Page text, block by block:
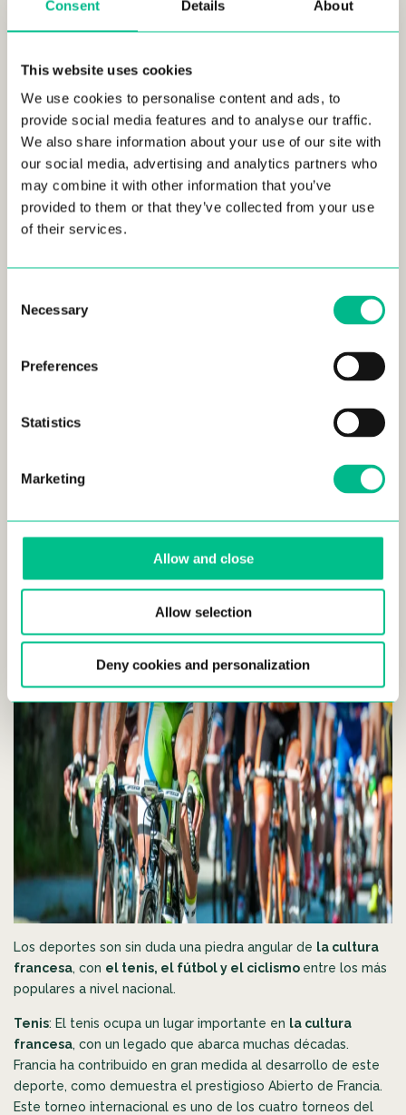
Consent Details About
This website uses cookies
We use cookies to personalise content and ads, to
provide social media features and to analyse our traffic.
We also share information about your use of our site with
our social media, advertising and analytics partners who
may combine it with other information that you’ve
provided to them or that they’ve collected from your use
of their services.
Selection
Necessary
Preferences
Statistics
Marketing
Allow and close
Allow selection
Deny cookies and personalization
aguas cristalinas e incluso patrullas de socorristas,
lo que convierte a Annecy en un destino de visita
relax.
Carmague
La Camarga,situada en el sur de Francia, posee
un paisaje impresionante y característico. Está
situada entre el mar Mediterráneo y el delta del río
marismas saladas, cañaverales y la presencia de
alberga cientos de especies de aves, entre ellas el
Deportes y estilo de vida en Francia
Los deportes son sin duda una piedra angular de la cultura
francesa, con el tenis, el fútbol y el ciclismo entre los más
populares a nivel nacional.
Tenis: El tenis ocupa un lugar importante en la cultura
francesa, con un legado que abarca muchas décadas.
Francia ha contribuido en gran medida al desarrollo de este
deporte, como demuestra el prestigioso Abierto de Francia.
Este torneo internacional es uno de los cuatro torneos del